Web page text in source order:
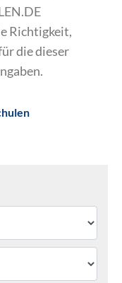
Richtigkeit,
die dieser